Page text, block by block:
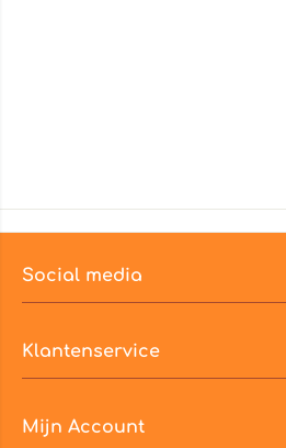
Social media
Klantenservice
Mijn Account